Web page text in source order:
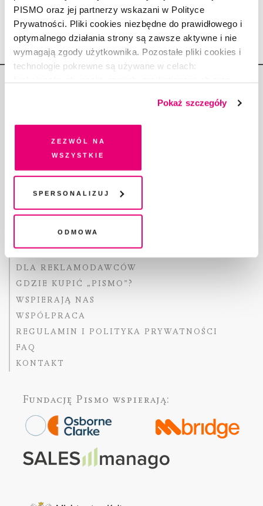
PISMO oraz jej partnerzy wskazani w Polityce
Prywatności. Pliki cookies niezbędne do prawidłowego i
optymalnego działania strony są zawsze aktywne i nie
wymagają zgody użytkownika. Pozostałe pliki cookies i
technologie pokrewne są używane w celach:
dobrowolną zgodę na pliki cookies i technologie
pokrewne, zgadzasz się na przechowywanie informacji
na Twoim urządzeniu końcowym lub dostęp do niego i
przetwarzanie danych. Zgodę na wszystkie lub niektóre
chwili wycofać lub ponowić w zakładce "Ustawienia
plików cookie". Wycofanie zgody nie wpływa na
legalność przetwarzania danych przed jej wycofaniem
Pokaż szczegóły
Zezwól na
wszystkie
Spersonalizuj
Odmowa
2.06.2021
FACT-CHECKING W „PIŚMIE”
DLA OSÓB PISZĄCYCH
DLA REKLAMODAWCÓW
GDZIE KUPIĆ „PISMO”?
WSPIERAJĄ NAS
WSPÓŁPRACA
REGULAMIN I POLITYKA PRYWATNOŚCI
FAQ
KONTAKT
Fundację Pismo wspierają: